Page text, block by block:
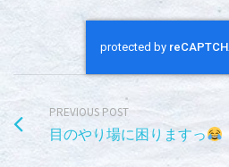
PREVIOUS POST
目のやり場に困りますっ